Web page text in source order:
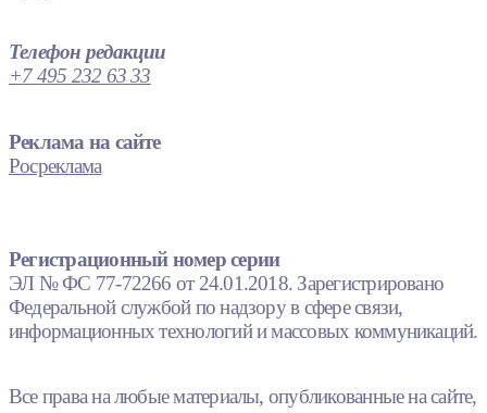
Телефон редакции
+7 495 232 63 33
Реклама на сайте
Росреклама
Регистрационный номер серии
ЭЛ № ФС 77-72266 от 24.01.2018. Зарегистрировано
Федеральной службой по надзору в сфере связи,
информационных технологий и массовых коммуникаций.
Все права на любые материалы, опубликованные на сайте,